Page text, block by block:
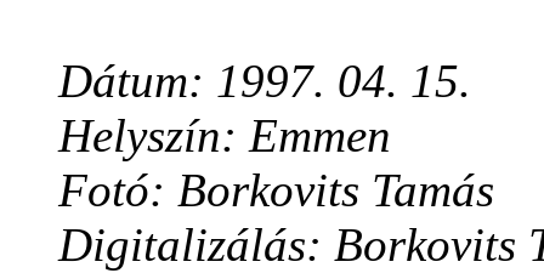
Dátum: 1997. 04. 15.
Helyszín: Emmen
Fotó: Borkovits Tamás
Digitalizálás: Borkovits